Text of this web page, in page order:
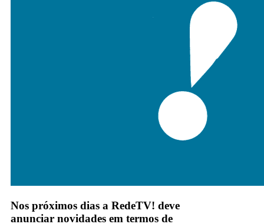
Nos próximos dias a RedeTV! deve
anunciar novidades em termos de